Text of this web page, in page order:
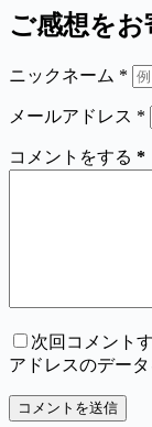
ご感想を
ニックネーム *
メールアドレス *
コメントをする *
次回コメント
アドレスのデー
コメントを送信